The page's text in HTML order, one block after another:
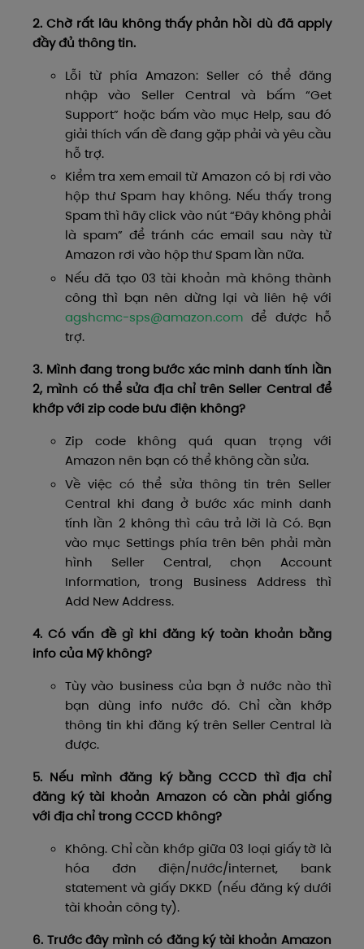
2. Chờ rất lâu không thấy phản hồi dù đã apply
đầy đủ thông tin.
Lỗi từ phía Amazon: Seller có thể đăng
nhập vào Seller Central và bấm “Get
Support” hoặc bấm vào mục Help, sau đó
giải thích vấn đề đang gặp phải và yêu cầu
hỗ trợ.
Kiểm tra xem email từ Amazon có bị rơi vào
hộp thư Spam hay không. Nếu thấy trong
Spam thì hãy click vào nút “Đây không phải
là spam” để tránh các email sau này từ
Amazon rơi vào hộp thư Spam lần nữa.
Nếu đã tạo 03 tài khoản mà không thành
công thì bạn nên dừng lại và liên hệ với
agshcmc-sps@amazon.com để được hỗ
trợ.
3. Mình đang trong bước xác minh danh tính lần
2, mình có thể sửa địa chỉ trên Seller Central để
khớp với zip code bưu điện không?
Zip code không quá quan trọng với
Amazon nên bạn có thể không cần sửa.
Về việc có thể sửa thông tin trên Seller
Central khi đang ở bước xác minh danh
tính lần 2 không thì câu trả lời là Có. Bạn
vào mục Settings phía trên bên phải màn
hình Seller Central, chọn Account
Information, trong Business Address thì
Add New Address.
4. Có vấn đề gì khi đăng ký toàn khoản bằng
info của Mỹ không?
Tùy vào business của bạn ở nước nào thì
bạn dùng info nước đó. Chỉ cần khớp
thông tin khi đăng ký trên Seller Central là
được.
5. Nếu mình đăng ký bằng CCCD thì địa chỉ
đăng ký tài khoản Amazon có cần phải giống
với địa chỉ trong CCCD không?
Không. Chỉ cần khớp giữa 03 loại giấy tờ là
hóa đơn điện/nước/internet, bank
statement và giấy DKKD (nếu đăng ký dưới
tài khoản công ty).
6. Trước đây mình có đăng ký tài khoản Amazon